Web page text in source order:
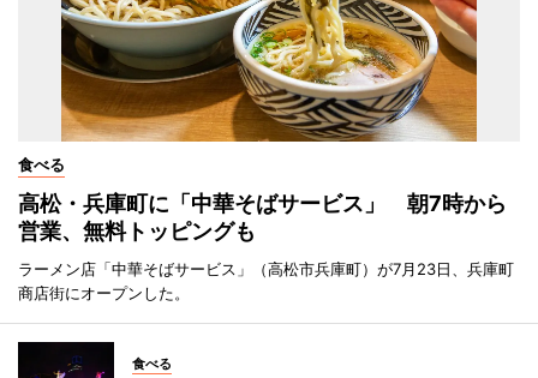
食べる
高松・兵庫町に「中華そばサービス」 朝7時から
営業、無料トッピングも
ラーメン店「中華そばサービス」（高松市兵庫町）が7月23日、兵庫町
商店街にオープンした。
食べる